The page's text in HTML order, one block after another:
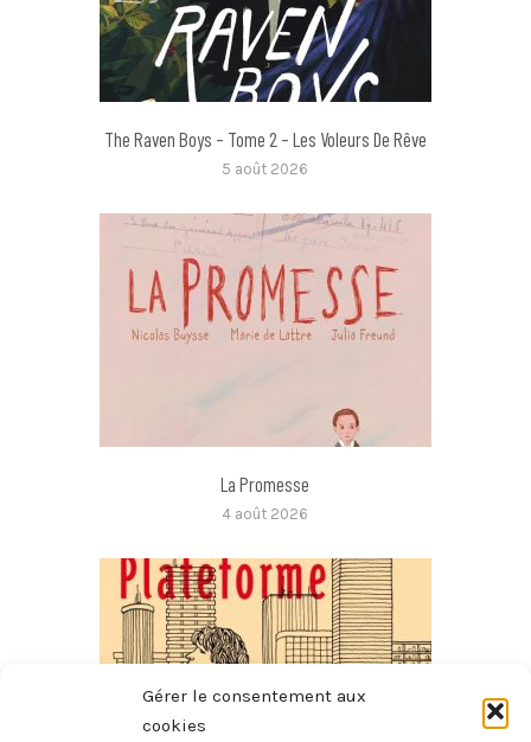
Gérer le consentement aux
cookies
The Raven Boys – Tome 2 – Les Voleurs De Rêve
5 août 2026
La Promesse
4 août 2026